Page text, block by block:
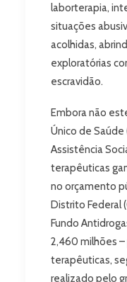
laborterapia,
situações
acolhidas,
exploratórias
escravidão.
Embora não
Único de Saúde
Assistência
terapêuticas
no orçamento
Distrito Federal
Fundo
2,460 milhões
terapêuticas,
realizado pelo